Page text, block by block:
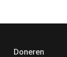
Doneren